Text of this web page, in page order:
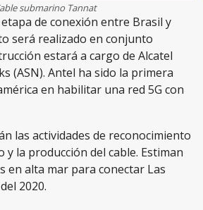
submarino Tannat
de conexión entre Brasil y
será realizado en conjunto
estará a cargo de Alcatel
(ASN). Antel ha sido la primera
en habilitar una red 5G con
las actividades de reconocimiento
y la producción del cable. Estiman
en alta mar para conectar Las
2020.